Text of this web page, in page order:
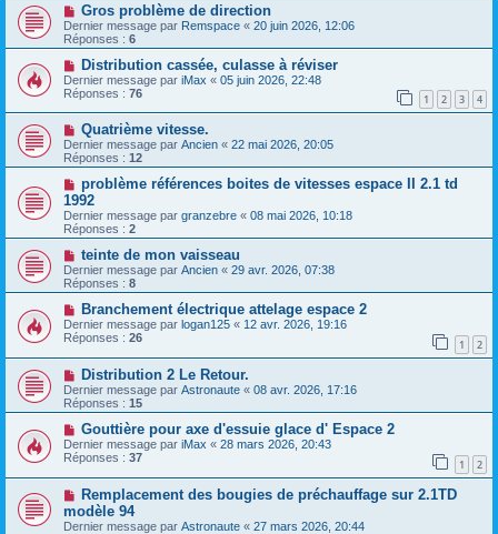
Gros problème de direction
Dernier message par Remspace « 20 juin 2026, 12:06
Réponses : 6
Distribution cassée, culasse à réviser
Dernier message par iMax « 05 juin 2026, 22:48
Réponses : 76 1 2 3 4
Quatrième vitesse.
Dernier message par Ancien « 22 mai 2026, 20:05
Réponses : 12
problème références boites de vitesses espace II 2.1 td
1992
Dernier message par granzebre « 08 mai 2026, 10:18
Réponses : 2
teinte de mon vaisseau
Dernier message par Ancien « 29 avr. 2026, 07:38
Réponses : 8
Branchement électrique attelage espace 2
Dernier message par logan125 « 12 avr. 2026, 19:16
Réponses : 26 1 2
Distribution 2 Le Retour.
Dernier message par Astronaute « 08 avr. 2026, 17:16
Réponses : 15
Gouttière pour axe d'essuie glace d' Espace 2
Dernier message par iMax « 28 mars 2026, 20:43
Réponses : 37 1 2
Remplacement des bougies de préchauffage sur 2.1TD
modèle 94
Dernier message par Astronaute « 27 mars 2026, 20:44